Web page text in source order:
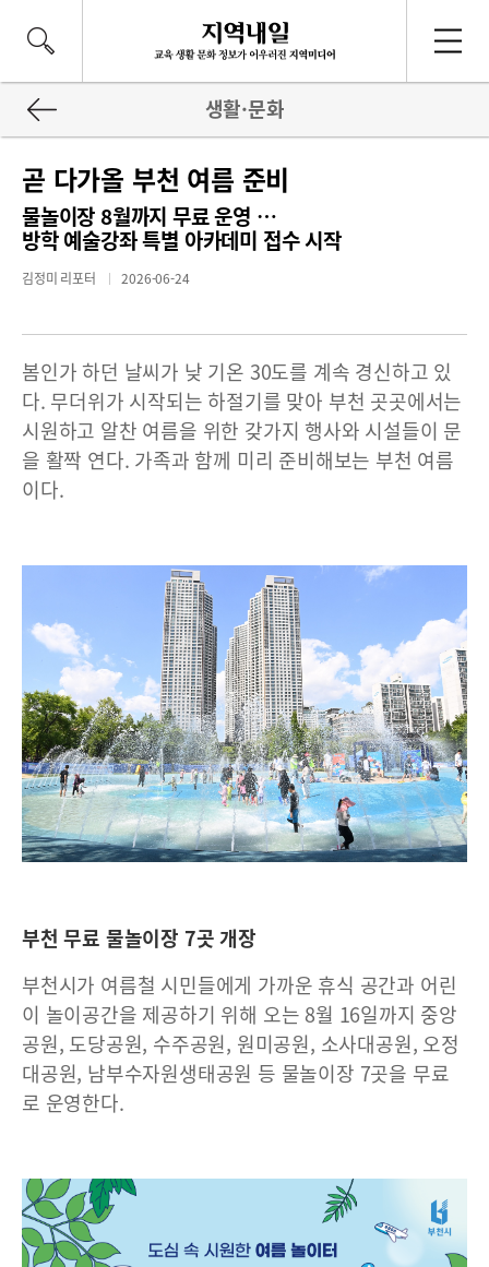
생활·문화
곧 다가올 부천 여름 준비
물놀이장 8월까지 무료 운영 …
방학 예술강좌 특별 아카데미 접수 시작
김정미 리포터 2026-06-24
봄인가 하던 날씨가 낮 기온 30도를 계속 경신하고 있
다. 무더위가 시작되는 하절기를 맞아 부천 곳곳에서는
시원하고 알찬 여름을 위한 갖가지 행사와 시설들이 문
을 활짝 연다. 가족과 함께 미리 준비해보는 부천 여름
이다.
부천 무료 물놀이장 7곳 개장
부천시가 여름철 시민들에게 가까운 휴식 공간과 어린
이 놀이공간을 제공하기 위해 오는 8월 16일까지 중앙
공원, 도당공원, 수주공원, 원미공원, 소사대공원, 오정
대공원, 남부수자원생태공원 등 물놀이장 7곳을 무료
로 운영한다.